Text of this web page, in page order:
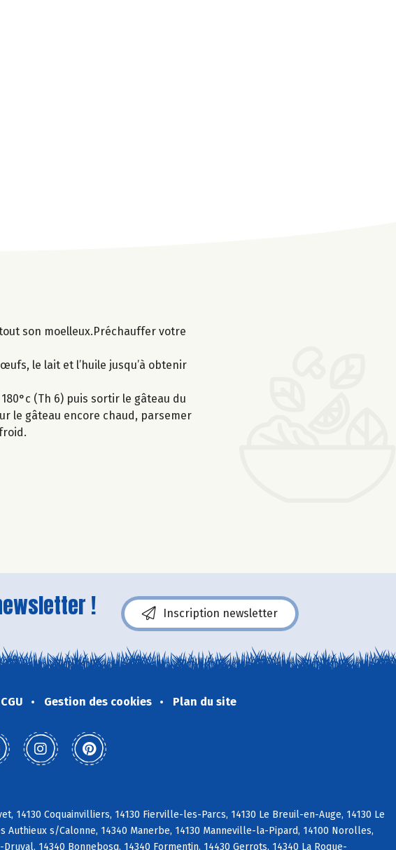
son moelleux.Préchauffer votre
le lait et l’huile jusqu’à obtenir
(Th 6) puis sortir le gâteau du
le gâteau encore chaud, parsemer
! Inscription newsletter
CGU Gestion des cookies Plan du site
14130 Coquainvilliers, 14130 Fierville-les-Parcs, 14130 Le Breuil-en-Auge, 14130 Le
Authieux s/Calonne, 14340 Manerbe, 14130 Manneville-la-Pipard, 14100 Norolles,
14340 Bonnebosq, 14340 Formentin, 14430 Gerrots, 14340 La Roque-